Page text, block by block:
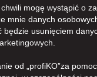
mogę wystąpić o
mnie danych
będzie usunięciem
od „profiKO”za